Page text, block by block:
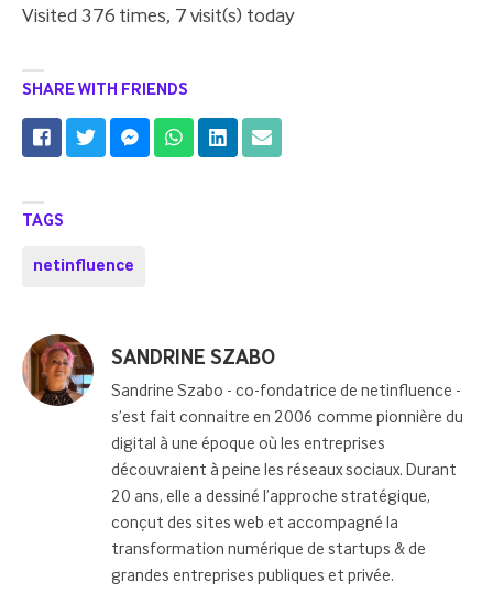
Visited 376 times, 7 visit(s) today
SHARE WITH FRIENDS
TAGS
netinfluence
Posted
by
SANDRINE SZABO
Sandrine Szabo - co-fondatrice de netinfluence -
s’est fait connaitre en 2006 comme pionnière du
digital à une époque où les entreprises
découvraient à peine les réseaux sociaux. Durant
20 ans, elle a dessiné l’approche stratégique,
conçut des sites web et accompagné la
transformation numérique de startups & de
grandes entreprises publiques et privée.